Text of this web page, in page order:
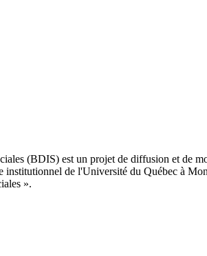
(BDIS) est un projet de diffusion et de
de l'Université du Québec à
».